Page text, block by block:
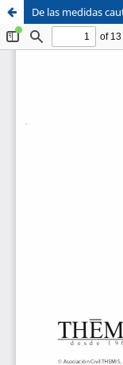
Sistema de
Bibliotecas
Facultad de
Derecho